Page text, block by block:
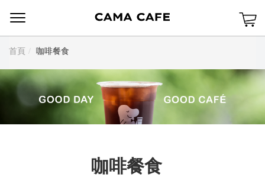
首頁 咖啡餐食
咖啡餐食